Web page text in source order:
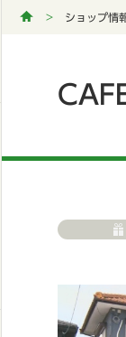
ショップ情